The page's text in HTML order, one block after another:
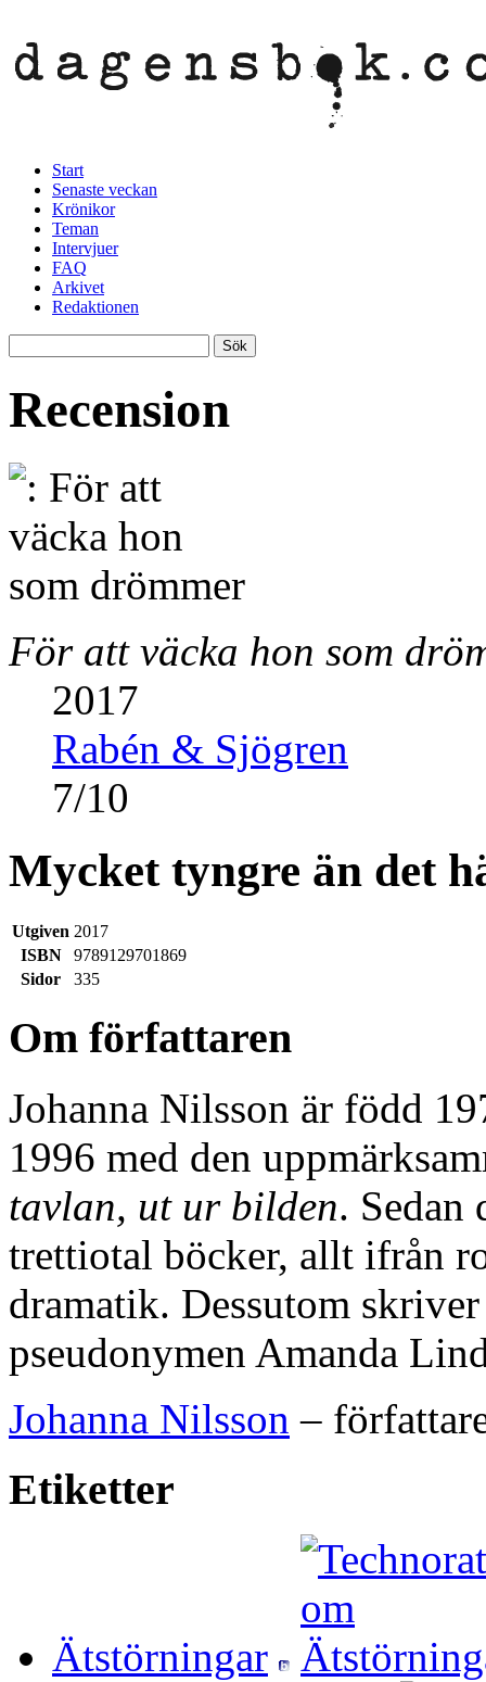
Start
Senaste veckan
Krönikor
Teman
Intervjuer
FAQ
Arkivet
Redaktionen
Recension
För att väcka hon som
2017
Rabén & Sjögren
7/10
Mycket tyngre än det
Utgiven 2017
ISBN
9789129701869
Sidor
335
Om författaren
Johanna Nilsson är född
1996 med den
tavlan, ut ur bilden. Sedan
trettiotal böcker, allt ifrån
dramatik. Dessutom
pseudonymen Amanda
Johanna Nilsson –
Etiketter
Ätstörningar